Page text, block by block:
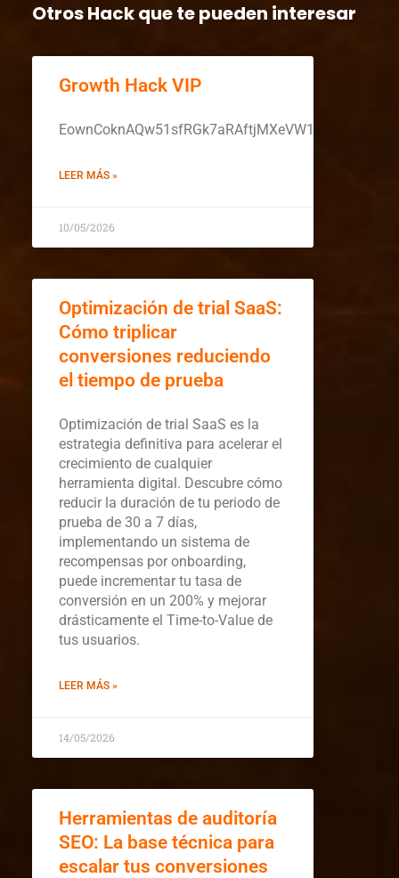
Otros Hack que te pueden interesar
Growth Hack VIP
LEER MÁS »
10/05/2026
Optimización de trial SaaS:
Cómo triplicar
conversiones reduciendo
el tiempo de prueba
Optimización de trial SaaS es la
estrategia definitiva para acelerar el
crecimiento de cualquier
herramienta digital. Descubre cómo
reducir la duración de tu periodo de
prueba de 30 a 7 días,
implementando un sistema de
recompensas por onboarding,
puede incrementar tu tasa de
conversión en un 200% y mejorar
drásticamente el Time-to-Value de
tus usuarios.
LEER MÁS »
14/05/2026
Herramientas de auditoría
SEO: La base técnica para
escalar tus conversiones